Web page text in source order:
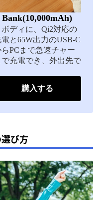
ディに、Qi2対応の
と65W出力のUSB-C
PCまで急速チャー
充電でき、外出先で
購入する
び方